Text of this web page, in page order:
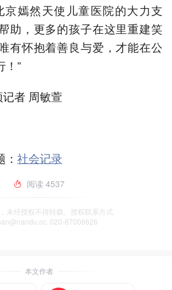
京嫣然天使儿童医院的大力支
助，更多的孩子在这里重建笑
有怀抱着善良与爱，才能在公
！”
者 周敏萱
社会记录
阅读 4537
未经授权不得转载、授权联系方式
020-87006626
本文作者